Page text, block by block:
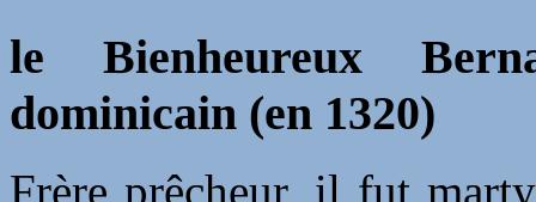
le Bienheureux
dominicain (en 1320)
Frère prêcheur, il fut